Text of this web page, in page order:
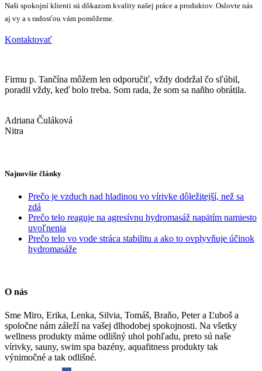
Naši spokojní klienti sú dôkazom kvality našej práce a produktov. Oslovte nás
aj vy a s radosťou vám pomôžeme.
Kontaktovať
Firmu p. Tančína môžem len odporučiť, vždy dodržal čo sľúbil,
poradil vždy, keď bolo treba. Som rada, že som sa naňho obrátila.
Adriana Čuláková
Nitra
Najnovšie články
Prečo je vzduch nad hladinou vo vírivke dôležitejší, než sa
zdá
Prečo telo reaguje na agresívnu hydromasáž napätím namiesto
uvoľnenia
Prečo telo vo vode stráca stabilitu a ako to ovplyvňuje účinok
hydromasáže
O nás
Sme Miro, Erika, Lenka, Silvia, Tomáš, Braňo, Peter a Ľuboš a
spoločne nám záleží na vašej dlhodobej spokojnosti. Na všetky
wellness produkty máme odlišný uhol pohľadu, preto sú naše
vírivky, sauny, swim spa bazény, aquafitness produkty tak
výnimočné a tak odlišné.